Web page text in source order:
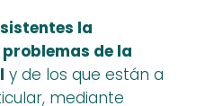
la
de la
y de los que están a
mediante